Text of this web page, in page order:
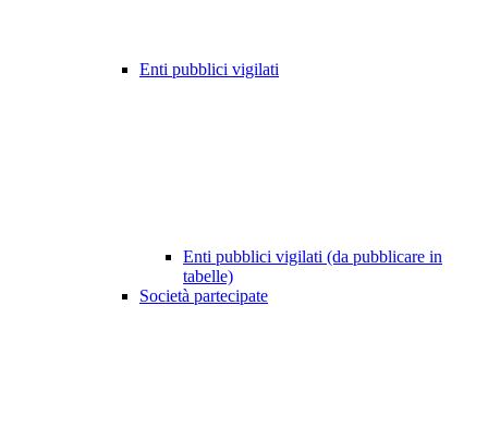
Enti pubblici vigilati
Enti pubblici vigilati (da pubblicare in
tabelle)
Società partecipate